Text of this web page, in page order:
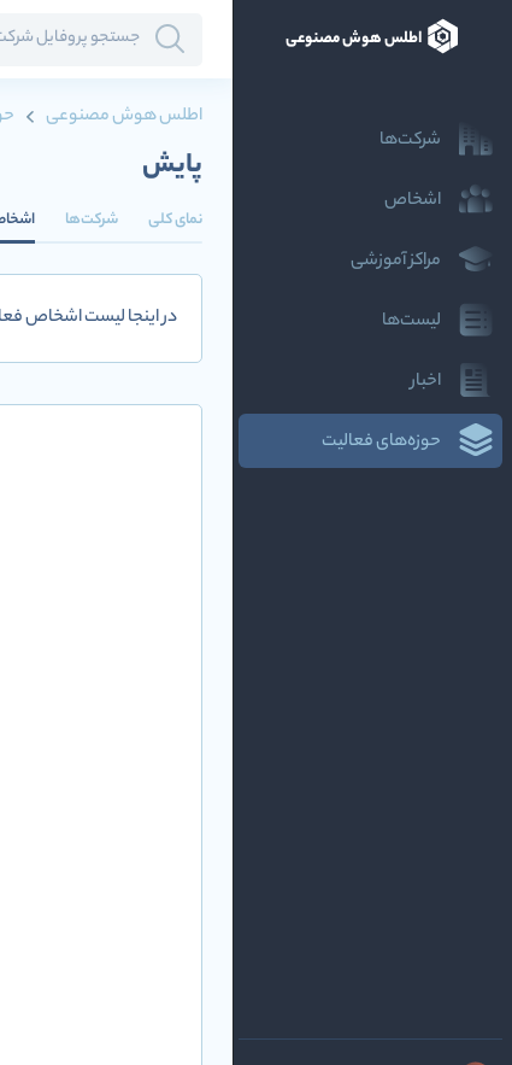
اطلس هوش مصنوعی
شرکت‌ها
اشخاص
مراکز آموزشی
لیست‌ها
اخبار
حوزه‌های فعالیت
اطلس هوش مصنوعی
پایش
نمای کلی شرکت‌ها
در اینجا لیست اشخاص